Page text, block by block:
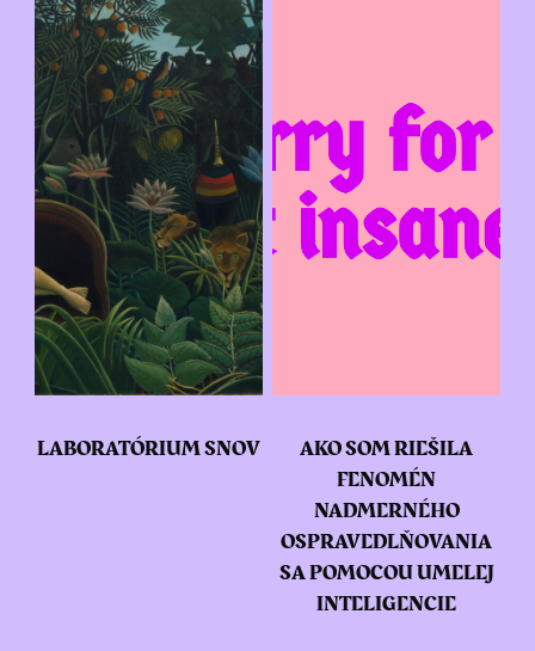
LABORATÓRIUM SNOV
AKO SOM RIEŠILA
FENOMÉN
NADMERNÉHO
OSPRAVEDLŇOVANIA
SA POMOCOU UMELEJ
INTELIGENCIE